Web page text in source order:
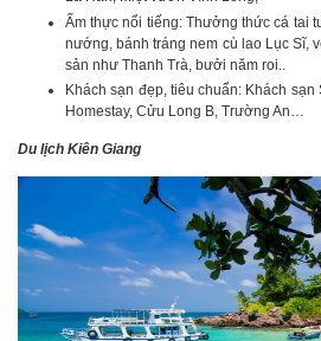
Ẩm thực nổi tiếng: Thưởng thức cá tai
nướng, bánh tráng nem cù lao Lục Sĩ,
sản như Thanh Trà, bưởi năm roi..
Khách sạn đẹp, tiêu chuẩn: Khách
Homestay, Cửu Long B, Trường An…
Du lịch Kiên Giang